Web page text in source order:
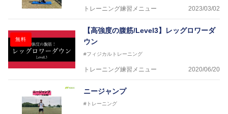
トレーニング練習メニュー 2023/03/02
無料
【高強度の腹筋/Level3】レッグロワーダ
ウン
#フィジカルトレーニング
トレーニング練習メニュー 2020/06/20
ニージャンプ
#トレーニング